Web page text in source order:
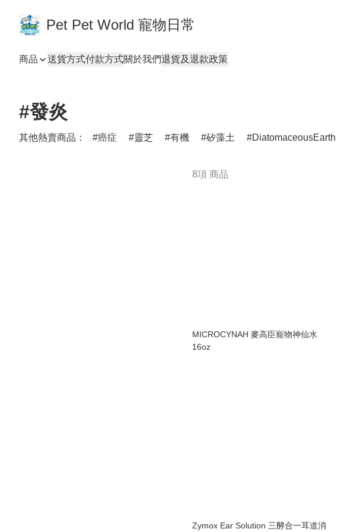
Pet Pet World 寵物日常
商品 送貨方式付款方式關於我們退貨及退款政策
#發炎
其他熱賣商品： 癌症 靈芝 有機 矽藻土 DiatomaceousEarth
8項 商品
MICROCYNAH 麥高臣寵物神仙水
16oz
Zymox Ear Solution 三酵合一耳道消